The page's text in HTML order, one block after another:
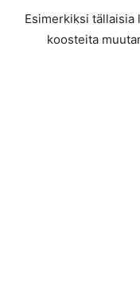
Esimerkiksi tällaisia
koosteita